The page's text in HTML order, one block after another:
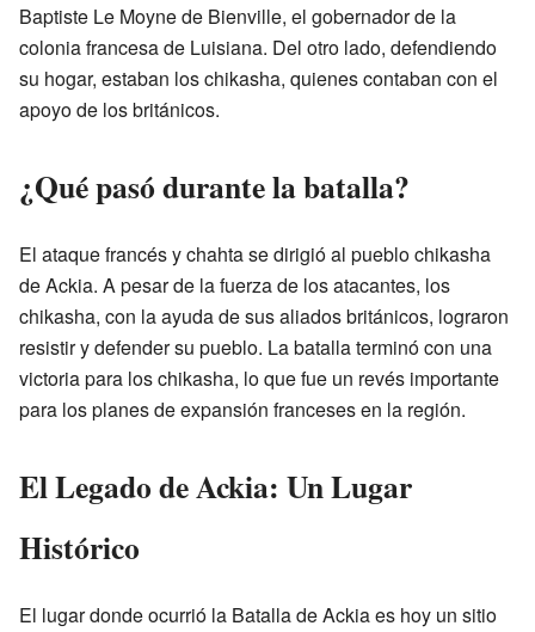
Baptiste Le Moyne de Bienville, el gobernador de la
colonia francesa de Luisiana. Del otro lado, defendiendo
su hogar, estaban los chikasha, quienes contaban con el
apoyo de los británicos.
¿Qué pasó durante la batalla?
El ataque francés y chahta se dirigió al pueblo chikasha
de Ackia. A pesar de la fuerza de los atacantes, los
chikasha, con la ayuda de sus aliados británicos, lograron
resistir y defender su pueblo. La batalla terminó con una
victoria para los chikasha, lo que fue un revés importante
para los planes de expansión franceses en la región.
El Legado de Ackia: Un Lugar
Histórico
El lugar donde ocurrió la Batalla de Ackia es hoy un sitio